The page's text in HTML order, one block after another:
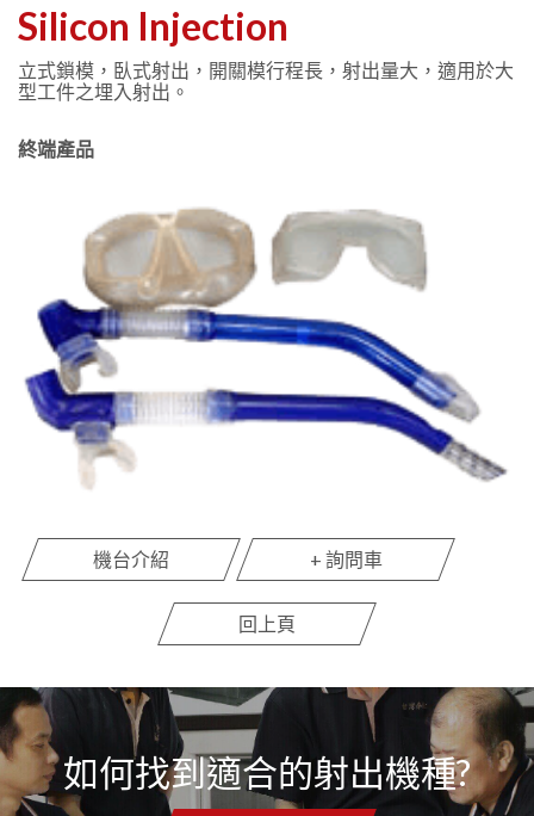
Silicon Injection
立式鎖模，臥式射出，開關模行程長，射出量大，適用於大
型工件之埋入射出。
終端產品
機台介紹 + 詢問車
回上頁
如何找到適合的射出機種?